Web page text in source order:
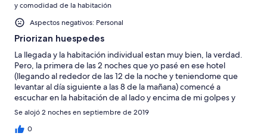
y comodidad de la habitación
Aspectos negativos: Personal
Priorizan huespedes
La llegada y la habitación individual estan muy bien, la verdad.
Pero, la primera de las 2 noches que yo pasé en ese hotel
(llegando al rededor de las 12 de la noche y teniendome que
levantar al día siguiente a las 8 de la mañana) comencé a
escuchar en la habitación de al lado y encima de mi golpes y
movimiento de agua constantes. Esperé a ver si se calmaban y
podía dormir y a las 4:30 de la madrugada decidí ir a la
recepción a pedir que si les podían llamar la atención o algo.
Se alojó 2 noches en septiembre de 2019
0